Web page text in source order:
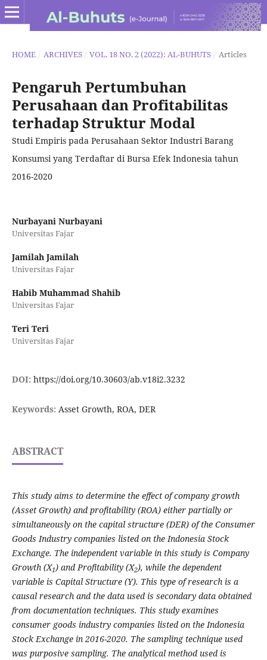
HOME / ARCHIVES / VOL. 18 NO. 2 (2022): AL-BUHUTS / Articles
Pengaruh Pertumbuhan
Perusahaan dan Profitabilitas
terhadap Struktur Modal
Studi Empiris pada Perusahaan Sektor Industri Barang
Konsumsi yang Terdaftar di Bursa Efek Indonesia tahun
2016-2020
Nurbayani Nurbayani
Universitas Fajar
Jamilah Jamilah
Universitas Fajar
Habib Muhammad Shahib
Universitas Fajar
Teri Teri
Universitas Fajar
DOI: https://doi.org/10.30603/ab.v18i2.3232
Keywords: Asset Growth, ROA, DER
ABSTRACT
This study aims to determine the effect of company growth
(Asset Growth) and profitability (ROA) either partially or
simultaneously on the capital structure (DER) of the Consumer
Goods Industry companies listed on the Indonesia Stock
Exchange. The independent variable in this study is Company
Growth (X1) and Profitability (X2), while the dependent
variable is Capital Structure (Y). This type of research is a
causal research and the data used is secondary data obtained
from documentation techniques. This study examines
consumer goods industry companies listed on the Indonesia
Stock Exchange in 2016-2020. The sampling technique used
was purposive sampling. The analytical method used is